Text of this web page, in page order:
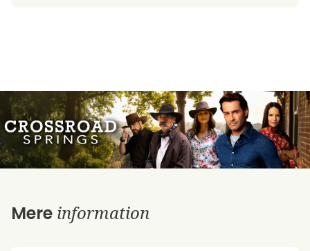
Mere information